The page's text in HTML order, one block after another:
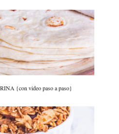
{con video paso a paso}